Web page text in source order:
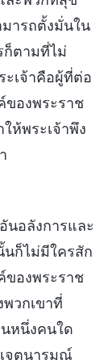
ารถตั้งมั่นใน
ก็ตามที่ไม่
ะเจ้าคือผู้ที่ต่อ
ของพระราช
ห้พระเจ้าพึง
นอลังการและ
ก็ไม่มีใครสัก
ของพระราช
วกเขาที่
หนึ่งคนใด
จตนารมณ์